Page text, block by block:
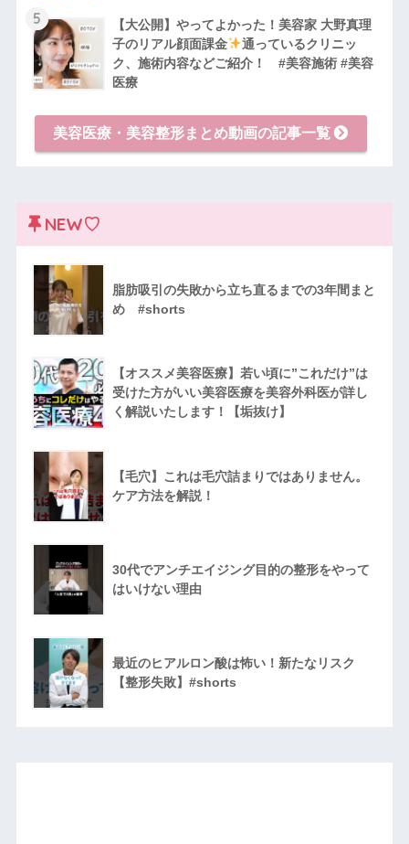
5
【大公開】やってよかった！美容家 大野真理
子のリアル顔面課金
通っているクリニッ
ク、施術内容などご紹介！ #美容施術 #美容
医療
美容医療・美容整形まとめ動画の記事一覧
NEW♡
脂肪吸引の失敗から立ち直るまでの3年間まと
め #shorts
【オススメ美容医療】若い頃に”これだけ”は
受けた方がいい美容医療を美容外科医が詳し
く解説いたします！【垢抜け】
【毛穴】これは毛穴詰まりではありません。
ケア方法を解説！
30代でアンチエイジング目的の整形をやって
はいけない理由
最近のヒアルロン酸は怖い！新たなリスク
【整形失敗】#shorts